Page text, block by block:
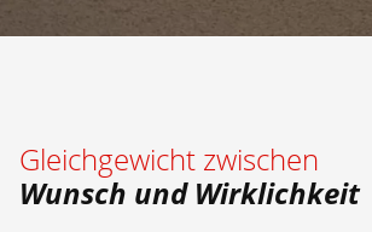
Gleichgewicht zwischen
Wunsch und Wirklichkeit